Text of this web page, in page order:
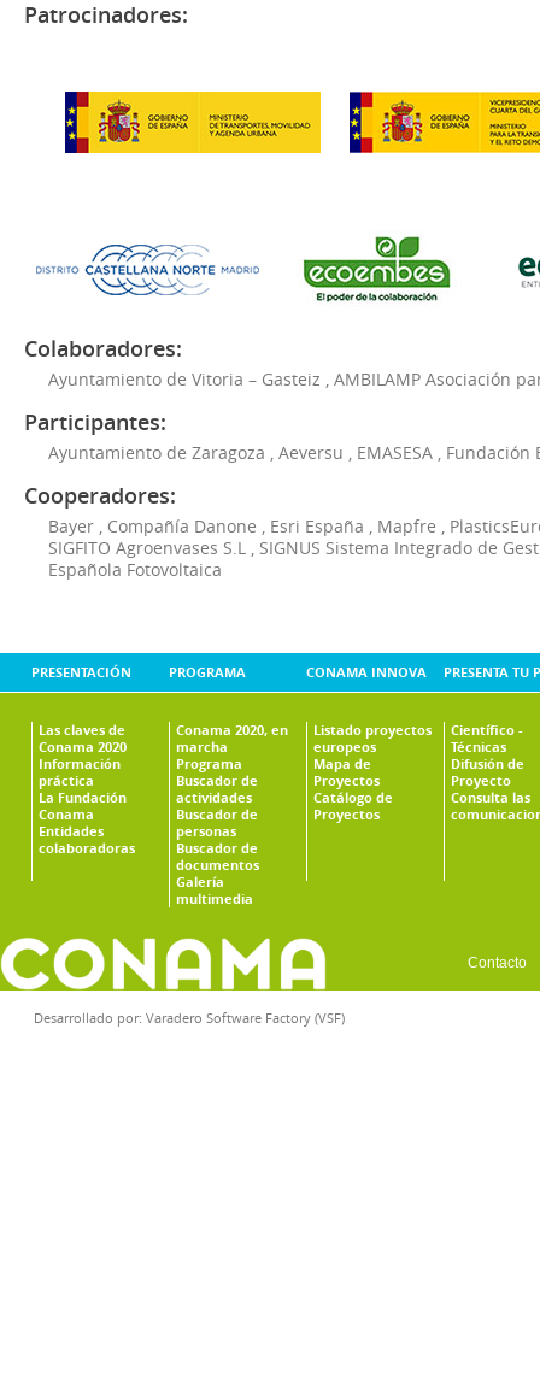
Patrocinadores:
Colaboradores:
Ayuntamiento de Vitoria – Gasteiz AMBILAMP Asociación
Participantes:
Ayuntamiento de Zaragoza Aeversu EMASESA Fundación
Cooperadores:
Bayer Compañía Danone Esri España Mapfre
SIGFITO Agroenvases S.L
SIGNUS Sistema Integrado de
Española Fotovoltaica
PRESENTACIÓN
Las claves de
Conama 2020
Información
práctica
La Fundación
Conama
Entidades
colaboradoras
PROGRAMA
Conama 2020, en
marcha
Programa
Buscador de
actividades
Buscador de
personas
Buscador de
documentos
Galería
multimedia
CONAMA INNOVA
Listado proyectos
europeos
Mapa de
Proyectos
Catálogo de
Proyectos
PRESENTA TU
Científico -
Técnicas
Difusión de
Proyecto
Consulta las
Contacto
Desarrollado por: Varadero Software Factory (VSF)